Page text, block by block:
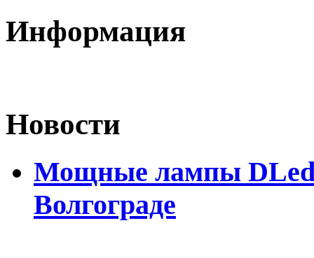
Информация
Новости
Мощные лампы DLed
Волгограде